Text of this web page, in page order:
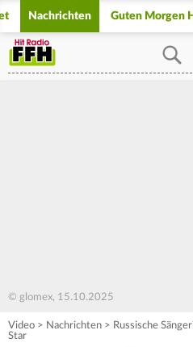
Nachrichten Guten Morgen
© glomex, 15.10.2025
Video > Nachrichten > Russische
Star